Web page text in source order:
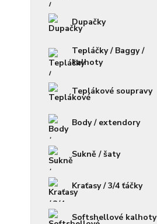
Dupačky
Tepláčky / Baggy /
kalhoty
Teplákové soupravy
Body / extendory
Sukně / šaty
Kraťasy / 3/4 ťáčky
Softshellové kalhoty